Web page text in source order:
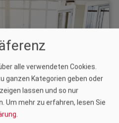
alle verwendeten Cookies.
ganzen Kategorien geben oder
lassen und so nur
Um mehr zu erfahren, lesen Sie
.